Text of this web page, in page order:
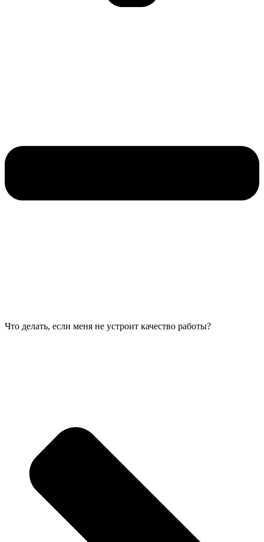
Что делать, если меня не устроит качество работы?